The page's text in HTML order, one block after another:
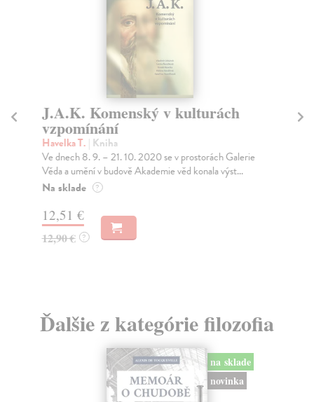
J.A.K. Komenský v kulturách
vzpomínání
Havelka T. | Kniha
Ve dnech 8. 9. – 21. 10. 2020 se v prostorách Galerie
Věda a umění v budově Akademie věd konala výst...
Na sklade ?
12,51 €
12,90 € ?
v
Ďalšie z kategórie filozofia
na sklade
novinka